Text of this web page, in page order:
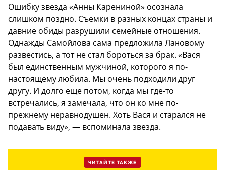
Ошибку звезда «Анны Карениной» осознала
слишком поздно. Съемки в разных концах страны и
давние обиды разрушили семейные отношения.
Однажды Самойлова сама предложила Лановому
развестись, а тот не стал бороться за брак. «Вася
был единственным мужчиной, которого я по-
настоящему любила. Мы очень подходили друг
другу. И долго еще потом, когда мы где-то
встречались, я замечала, что он ко мне по-
прежнему неравнодушен. Хоть Вася и старался не
подавать виду», — вспоминала звезда.
ЧИТАЙТЕ ТАКЖЕ